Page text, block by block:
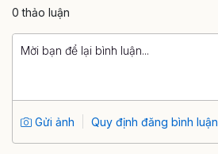
0 thảo luận
Gửi ảnh Quy định đăng bình luận